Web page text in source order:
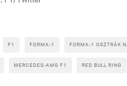
F1 FORMA-1 FORMA-1 OSZTRÁK
MERCEDES-AMG F1 RED BULL RING